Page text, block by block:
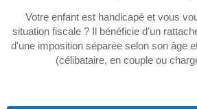
Votre enfant est handicapé et vous
situation fiscale ? Il bénéficie d'un
d'une imposition séparée selon son âge
(célibataire, en couple ou